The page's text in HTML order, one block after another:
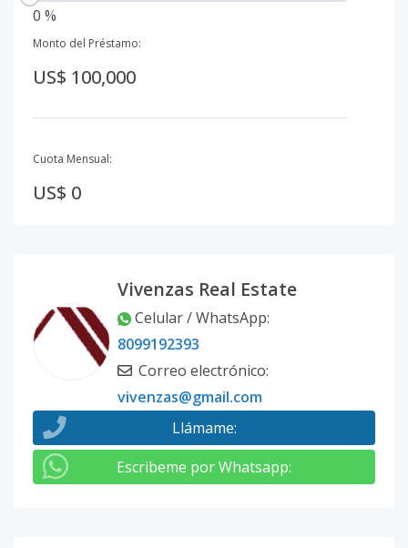
0 %
Monto del Préstamo:
US$ 100,000
Cuota Mensual:
US$ 0
Vivenzas Real Estate
Celular / WhatsApp:
8099192393
Correo electrónico:
vivenzas@gmail.com
Llámame:
Escribeme por Whatsapp: